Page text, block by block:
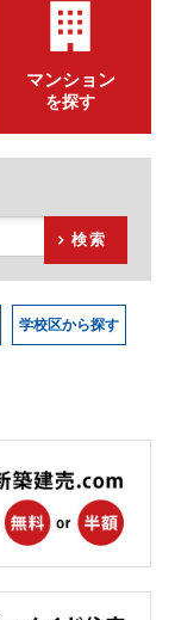
マンション
を探す
検索
学校区から探す